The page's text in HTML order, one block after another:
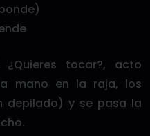
tocar?, acto
mano en la raja, los
depilado) y se pasa la